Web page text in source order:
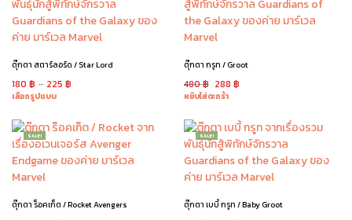
ตุ๊กตา สตาร์ลอร์ด / Star Lord
180฿ – 225฿
เลือกรูปแบบ
ตุ๊กตา กรูท / Groot
480฿ 288 ฿
หยิบใส่ตะกร้า
SALE!
ตุ๊กตา ร็อคเก็ต / Rocket Avengers
SALE!
ตุ๊กตา เบบี้ กรูท / Baby Groot